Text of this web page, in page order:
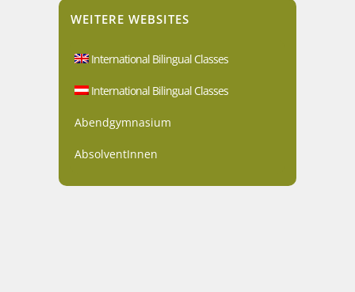
WEITERE WEBSITES
International Bilingual Classes
International Bilingual Classes
Abendgymnasium
AbsolventInnen